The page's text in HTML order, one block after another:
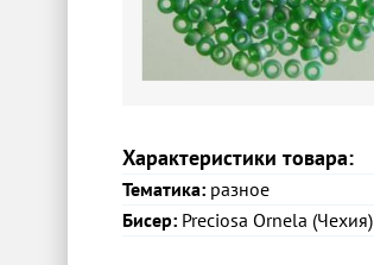
Характеристики товара:
Тематика: разное
Бисер: Preciosa Ornela (Чехия)